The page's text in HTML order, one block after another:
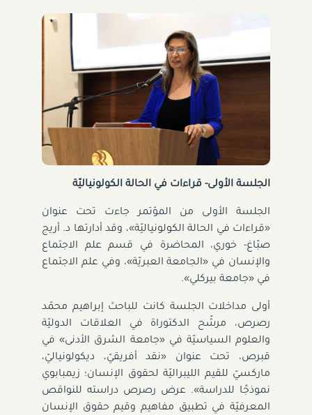
الجلسة الأولى- قراءات في الحالة الكولونياليّة
الجلسة الأولى من المؤتمر جاءت تحت عنوان
«قراءات في الحالة الكولونياليّة»، وقد أدارتها د. أريج
صبّاغ- خوري، المحاضرة في قسم علم الاجتماع
والإنسان في «الجامعة العبريّة»، وفي علم الاجتماع
في «جامعة بيركلي».
أولى مداخلات الجلسة كانت للباحث إبراهيم محمّد
رصرص، مرشّح الدكتوراة في العلاقات الدوليّة
والعلوم السياسيّة في «جامعة الشرق الأدنى» في
قبرص، تحت عنوان «نقد أفريقيّ، ديكولونياليّ،
ماركسيّ للقيم الليبراليّة لحقوق الإنسان؛ زيمبابوي
نموذجًا للدراسة». عرض رصرص دراسته للنواقص
المعرفيّة في تطبيق مفاهيم وقيم حقوق الإنسان